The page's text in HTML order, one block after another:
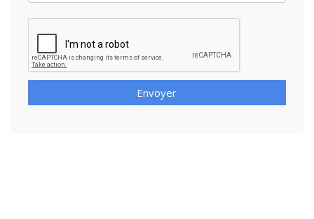
Envoyer